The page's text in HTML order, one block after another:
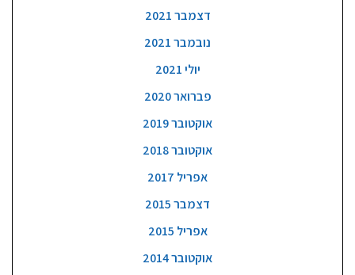
דצמבר 2021
נובמבר 2021
יולי 2021
פברואר 2020
אוקטובר 2019
אוקטובר 2018
אפריל 2017
דצמבר 2015
אפריל 2015
אוקטובר 2014